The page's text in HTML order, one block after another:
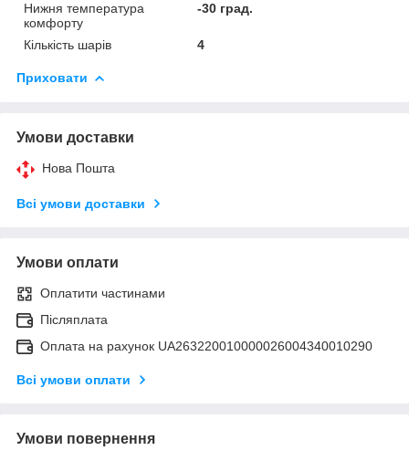
Нижня температура
комфорту
-30 град.
Кількість шарів 4
Приховати
Умови доставки
Нова Пошта
Всі умови доставки
Умови оплати
Оплатити частинами
Післяплата
Оплата на рахунок UA263220010000026004340010290
Всі умови оплати
Умови повернення